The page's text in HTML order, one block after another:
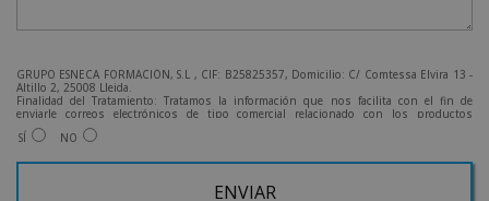
GRUPO ESNECA FORMACIÓN, S.L , CIF: B25825357, Domicilio: C/ Comtessa Elvira 13 -
Altillo 2, 25008 Lleida.
Finalidad del Tratamiento: Tratamos la información que nos facilita con el fin de
enviarle correos electrónicos de tipo comercial relacionado con los productos
ofrecidos y otros tipo de productos que fueran de su interés.
Legitimación del tratamiento: Consentimiento del interesado.
a la dirección admin@grupoesneca.com.
Desea recibir información comercial (vía telefónica y/o email):
SÍ NO